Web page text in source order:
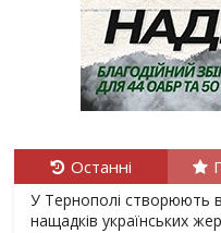
Останні
У Тернополі створюють
нащадків українських